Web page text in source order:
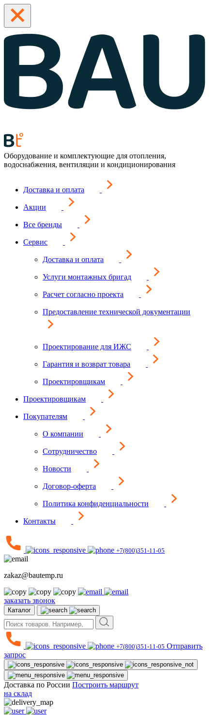
Оборудование и комплектующие для отопления,
водоснабжения, вентиляции и кондиционирования
Доставка и оплата
Акции
Все бренды
Сервис
Доставка и оплата
Услуги монтажных бригад
Расчет согласно проекта
Предоставление технической документации
Проектирование для ИЖС
Гарантия и возврат товара
Проектировщикам
Проектировщикам
Покупателям
О компании
Сотрудничество
Новости
Договор-оферта
Политика конфиденциальности
Контакты
+7(800)351-11-05
zakaz@bautemp.ru
заказать звонок
Каталог
+7(800)351-11-05 Отправить
запрос
Доставка по России Построить маршрут
на склад